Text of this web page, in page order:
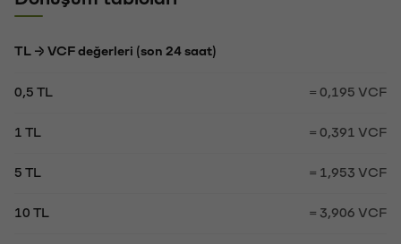
TL → VCF değerleri (son 24 saat)
0,5 TL = 0,195 VCF
1 TL = 0,391 VCF
5 TL = 1,953 VCF
10 TL = 3,906 VCF